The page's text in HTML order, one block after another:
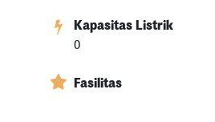
Kapasitas Listrik
0
Fasilitas